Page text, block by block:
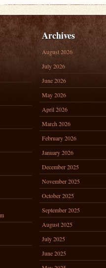
Archives
August 2026
July 2026
June 2026
May 2026
April 2026
March 2026
February 2026
January 2026
December 2025
November 2025
October 2025
September 2025
August 2025
July 2025
June 2025